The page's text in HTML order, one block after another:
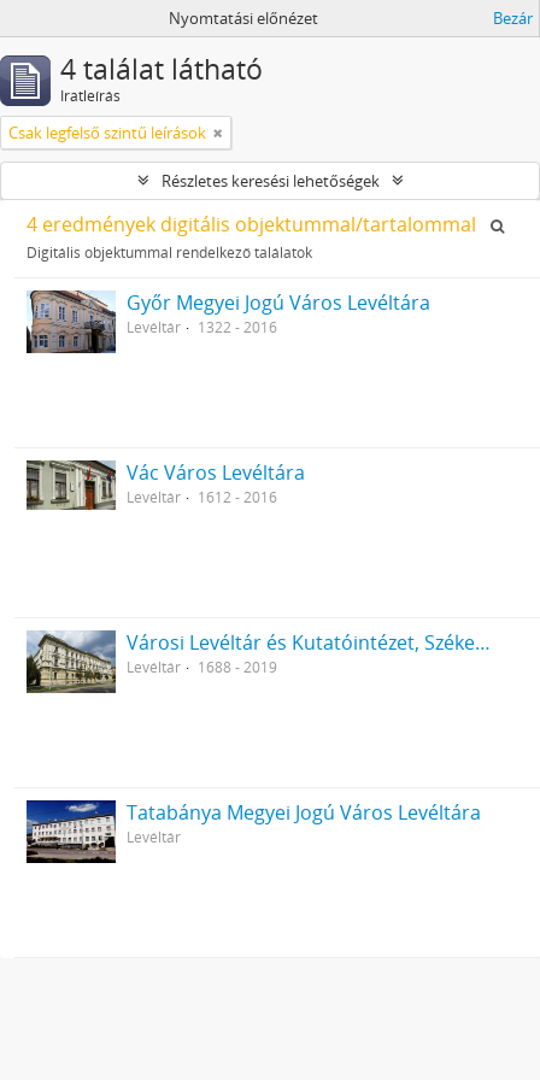
Nyomtatási előnézet Bezár
4 találat látható
Iratleírás
Csak legfelső szintű leírások
Részletes keresési lehetőségek
4 eredmények digitális objektummal/tartalommal
Digitális objektummal rendelkező találatok
Győr Megyei Jogú Város Levéltára
Levéltár 1322 - 2016
Vác Város Levéltára
Levéltár 1612 - 2016
Városi Levéltár és Kutatóintézet, Székesfehérvár
Levéltár 1688 - 2019
Tatabánya Megyei Jogú Város Levéltára
Levéltár